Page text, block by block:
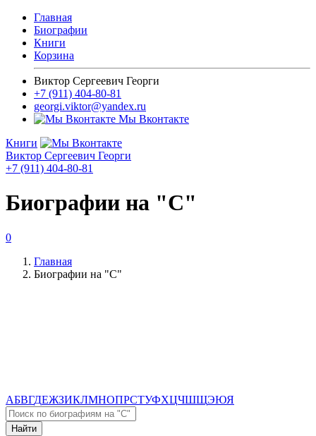
Главная
Биографии
Книги
Корзина
Виктор Сергеевич Георги
+7 (911) 404-80-81
georgi.viktor@yandex.ru
Мы Вконтакте
Книги
Виктор Сергеевич Георги
+7 (911) 404-80-81
Биографии на "С"
0
Главная
Биографии на "С"
АБВГДЕЖЗИКЛМНОПРСТУФХЦЧШЩЭЮЯ
Найти